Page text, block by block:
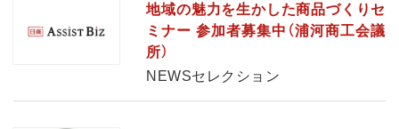
地域の魅力を生かした商品づくりセ
ミナー 参加者募集中（浦河商工会議
所）
NEWSセレクション